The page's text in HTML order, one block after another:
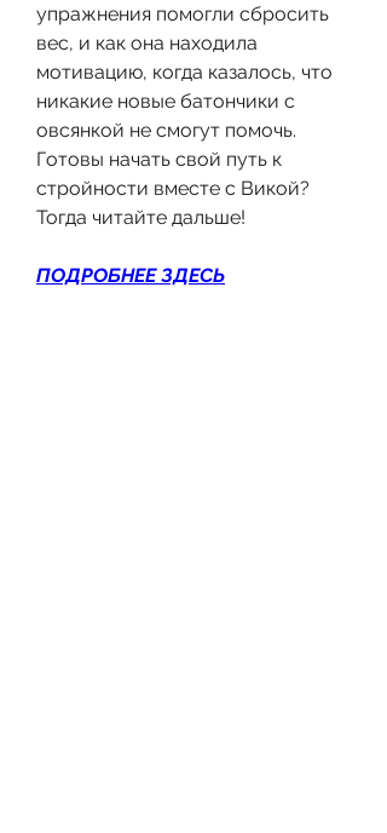
упражнения помогли сбросить
вес, и как она находила
мотивацию, когда казалось, что
никакие новые батончики с
овсянкой не смогут помочь.
Готовы начать свой путь к
стройности вместе с Викой?
Тогда читайте дальше!
ПОДРОБНЕЕ ЗДЕСЬ